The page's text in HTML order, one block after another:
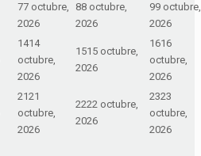
77 octubre,
2026
88 octubre,
2026
99 octubre,
2026
1414
octubre,
2026
1515 octubre,
2026
1616
octubre,
2026
2121
octubre,
2026
2222 octubre,
2026
2323
octubre,
2026